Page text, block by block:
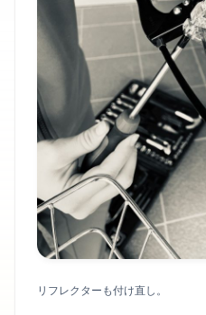
リフレクターも付け直し。